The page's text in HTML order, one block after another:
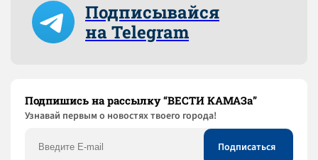
Подписывайся
на Telegram
Подпишись на рассылку “ВЕСТИ КАМАЗа”
Узнaвай первым о новостях твоего города!